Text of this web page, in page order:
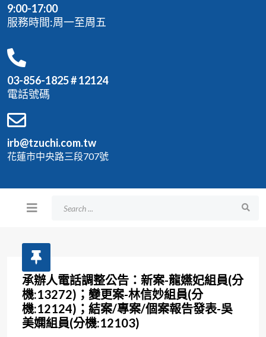
9:00-17:00
服務時間:周一至周五
03-856-1825 # 12124
電話號碼
irb@tzuchi.com.tw
花蓮市中央路三段707號
承辦人電話調整公告：新案-龍嬿妃組員(分
機:13272)；變更案-林信妙組員(分
機:12124)；結案/專案/個案報告發表-吳
美嫻組員(分機:12103)